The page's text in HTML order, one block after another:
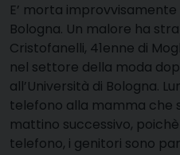
E’ morta
Bologna. Un malore ha
Cristofanelli, 41enne di
nel settore della moda
all’Università di Bologna.
telefono alla mamma che
mattino successivo,
telefono, i genitori sono